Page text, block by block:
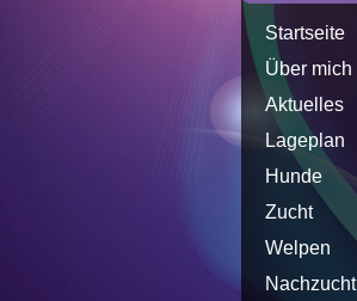
Startseite
Über mich
Aktuelles
Lageplan
Hunde
Zucht
Welpen
Nachzucht